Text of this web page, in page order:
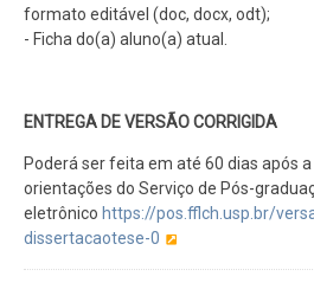
formato editável (doc, docx, odt);
- Ficha do(a) aluno(a) atual.
ENTREGA DE VERSÃO CORRIGIDA
Poderá ser feita em até 60 dias após
orientações do Serviço de Pós-
eletrônico https://pos.fflch.usp.br/
dissertacaotese-0